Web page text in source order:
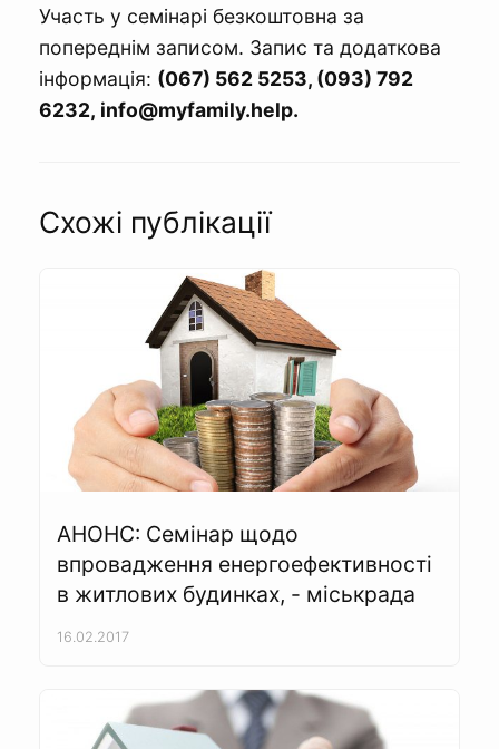
Участь у семінарі безкоштовна за
попереднім записом. Запис та додаткова
інформація: (067) 562 5253, (093) 792
6232, info@myfamily.help.
Схожі публікації
АНОНС: Семінар щодо
впровадження енергоефективності
в житлових будинках, - міськрада
16.02.2017